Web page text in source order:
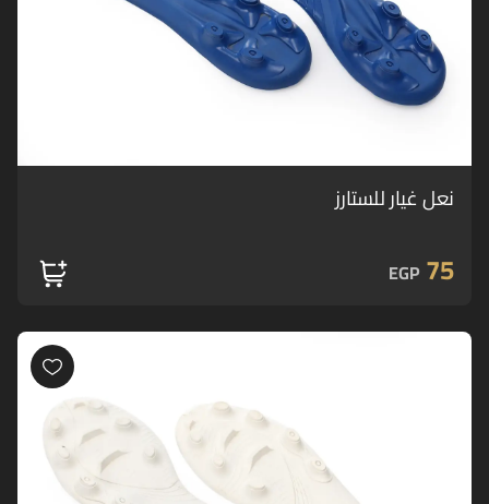
نعل غيار للستارز
75
EGP